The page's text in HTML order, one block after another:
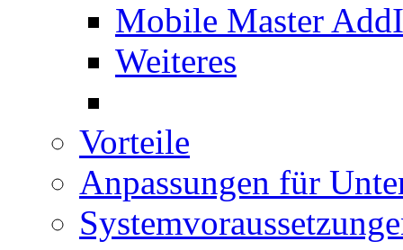
Mobile Master
Weiteres
Vorteile
Anpassungen für